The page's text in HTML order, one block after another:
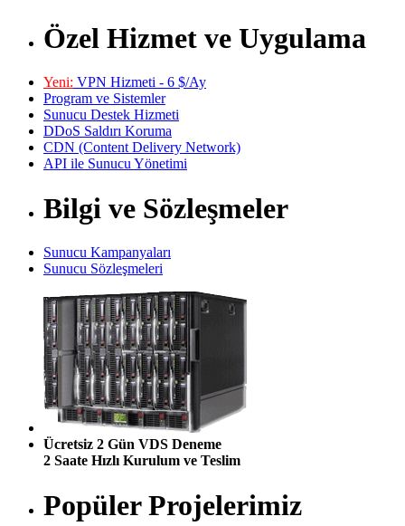
Özel Hizmet ve Uygulama
Yeni: VPN Hizmeti - 6 $/Ay
Program ve Sistemler
Sunucu Destek Hizmeti
DDoS Saldırı Koruma
CDN (Content Delivery Network)
API ile Sunucu Yönetimi
Bilgi ve Sözleşmeler
Sunucu Kampanyaları
Sunucu Sözleşmeleri
Ücretsiz 2 Gün VDS Deneme
2 Saate Hızlı Kurulum ve Teslim
Popüler Projelerimiz